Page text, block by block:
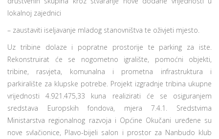
lokalnoj zajednici
– zaustaviti iseljavanje mladog stanovništva te oživjeti mjesto.
Uz tribine dolaze i popratne prostorije te parking za iste.
Rekonstruirat će se nogometno igralište, pomoćni objekti,
tribine, rasvjeta, komunalna i prometna infrastruktura i
parkiralište za klupske potrebe. Projekt izgradnje tribina ukupne
vrijednosti 4.921.475,33 kuna realizirati će se osiguranjem
sredstava Europskih fondova, mjera 7.4.1. Sredstvima
Ministarstva regionalnog razvoja i Općine Okučani uređene su
nove svlačionice, Plavo-bijeli salon i prostor za Nanbudo klub